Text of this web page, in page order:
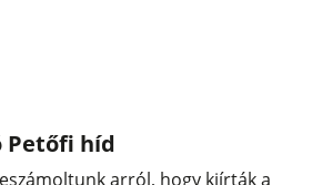
híd
arról, hogy kiírták a